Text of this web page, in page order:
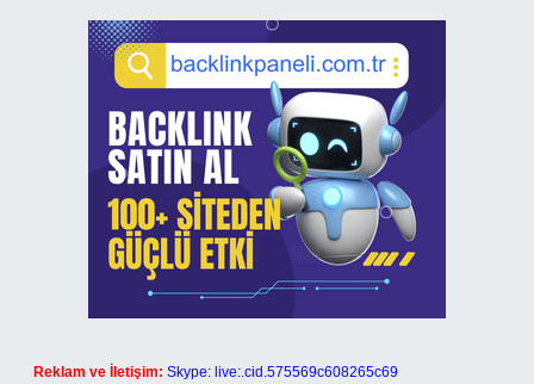
Reklam ve İletişim: Skype: live:.cid.575569c608265c69